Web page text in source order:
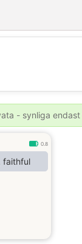
- synliga
0.8
faithful